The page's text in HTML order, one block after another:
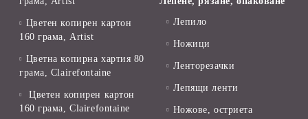
Цветен копирен картон
160 грама, Artist
Цветна копирна хартия 80
грама, Clairefontaine
Цветен копирен картон
160 грама, Clairefontaine
Лепило
Ножици
Ленторезачки
Лепящи ленти
Ножове, остриета